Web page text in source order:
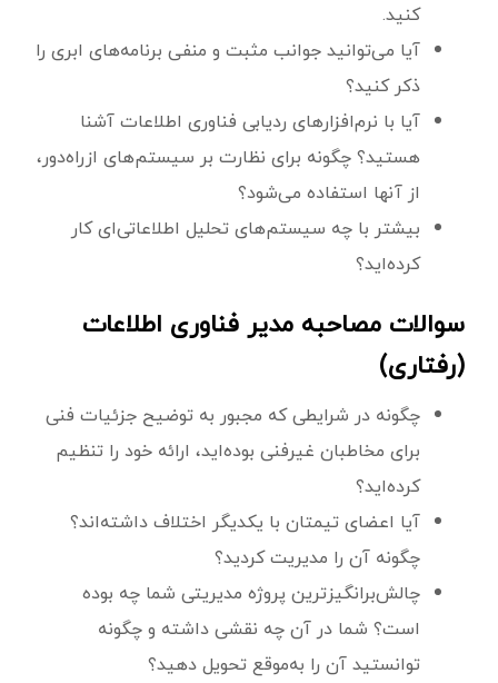
کنید.
آیا می‌توانید جوانب مثبت و منفی برنامه‌های ابری را
ذکر کنید؟
آیا با نرم‌افزارهای ردیابی فناوری اطلاعات آشنا
هستید؟ چگونه برای نظارت بر سیستم‌های ازراه‌دور،
از آنها استفاده می‌شود؟
بیشتر با چه سیستم‌های تحلیل اطلاعاتی‌ای کار
کرده‌اید؟
سوالات مصاحبه مدیر فناوری اطلاعات
(رفتاری)
چگونه در شرایطی که مجبور به توضیح جزئیات فنی
برای مخاطبان غیرفنی بوده‌اید، ارائه خود را تنظیم
کرده‌اید؟
آیا اعضای تیمتان با یکدیگر اختلاف داشته‌اند؟
چگونه آن را مدیریت کردید؟
چالش‌برانگیزترین پروژه‌ مدیریتی شما چه بوده
است؟ شما در آن چه نقشی داشته و چگونه
توانستید آن را به‌موقع تحویل دهید؟